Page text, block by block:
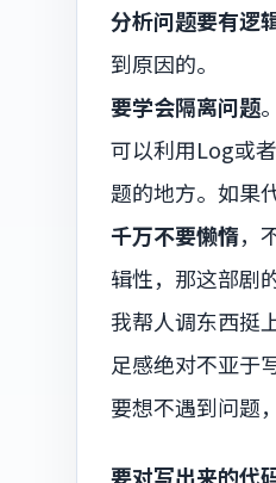
分析问题要有逻
到原因的。
要学会隔离问题
可以利用Log或
题的地方。如果
千万不要懒惰，
辑性，那这部剧
我帮人调东西挺
足感绝对不亚于
要想不遇到问题
要对写出来的代